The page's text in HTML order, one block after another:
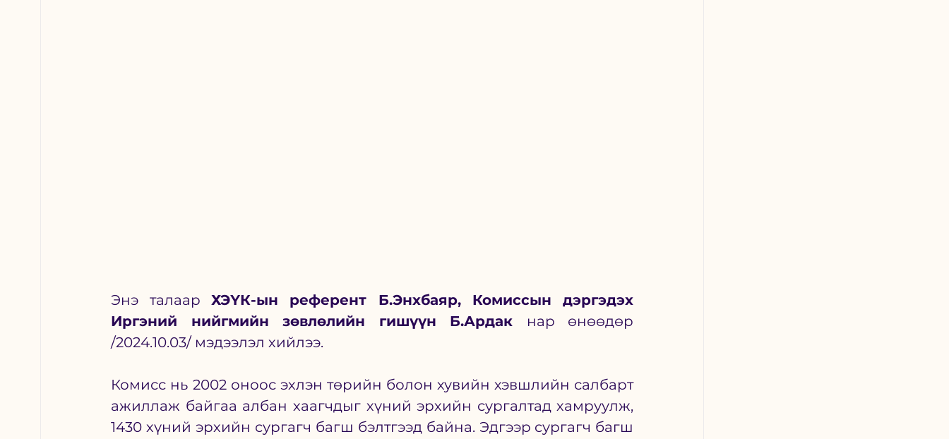
Энэ талаар ХЭҮК-ын референт Б.Энхбаяр, Комиссын дэргэдэх
Иргэний нийгмийн зөвлөлийн гишүүн Б.Ардак нар өнөөдөр
/2024.10.03/ мэдээлэл хийлээ.
Комисс нь 2002 оноос эхлэн төрийн болон хувийн хэвшлийн салбарт
ажиллаж байгаа албан хаагчдыг хүний эрхийн сургалтад хамруулж,
1430 хүний эрхийн сургагч багш бэлтгээд байна. Эдгээр сургагч багш